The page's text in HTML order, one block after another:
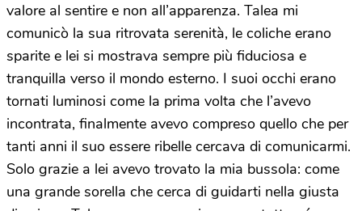
valore al sentire e non all’apparenza. Talea mi
comunicò la sua ritrovata serenità, le coliche erano
sparite e lei si mostrava sempre più fiduciosa e
tranquilla verso il mondo esterno. I suoi occhi erano
tornati luminosi come la prima volta che l’avevo
incontrata, finalmente avevo compreso quello che per
tanti anni il suo essere ribelle cercava di comunicarmi.
Solo grazie a lei avevo trovato la mia bussola: come
una grande sorella che cerca di guidarti nella giusta